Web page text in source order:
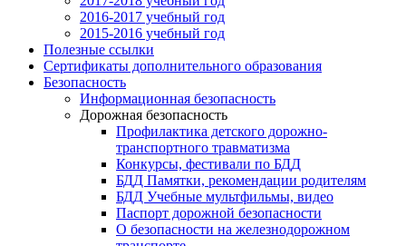
2016-2017 учебный год
2015-2016 учебный год
Полезные ссылки
Сертификаты дополнительного образования
Безопасность
Информационная безопасность
Дорожная безопасность
Профилактика детского дорожно-
транспортного травматизма
Конкурсы, фестивали по БДД
БДД Памятки, рекомендации родителям
БДД Учебные мультфильмы, видео
Паспорт дорожной безопасности
О безопасности на железнодорожном